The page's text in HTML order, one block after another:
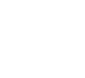
3D打印与智能制造
统、骨修复及再生材
术与手术智能设备结